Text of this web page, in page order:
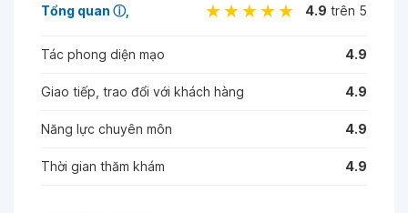
Tổng quan ⓘ 4.9 trên 5
Tác phong diện mạo 4.9
Giao tiếp, trao đổi với khách hàng 4.9
Năng lực chuyên môn 4.9
Thời gian thăm khám 4.9